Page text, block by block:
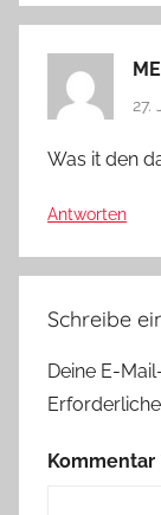
27.
Was it den
Antworten
Schreibe
Deine E-
Kommentar